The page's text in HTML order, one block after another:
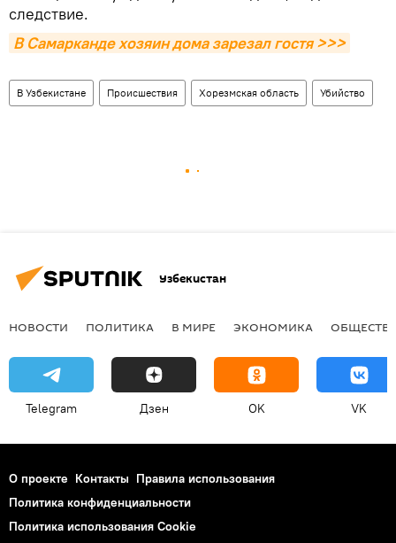
следствие.
В Самарканде хозяин дома зарезал гостя >>>
В Узбекистане Происшествия Хорезмская область Убийство
Узбекистан
НОВОСТИ ПОЛИТИКА В МИРЕ ЭКОНОМИКА
Telegram Дзен OK VK
О проекте Контакты Правила использования
Политика конфиденциальности
Политика использования Cookie